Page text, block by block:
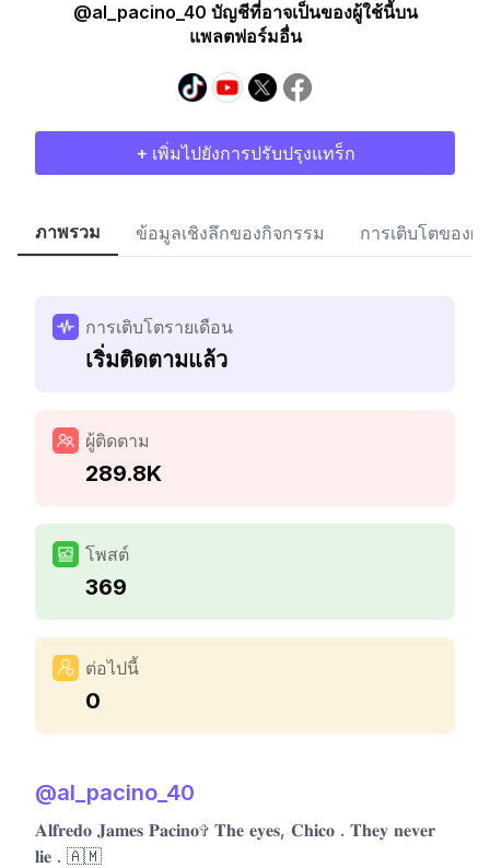
@al_pacino_40 บัญชีที่อาจเป็นของผู้ใช้นี้บน
แพลตฟอร์มอื่น
+ เพิ่มไปยังการปรับปรุงแทร็ก
ภาพรวม ข้อมูลเชิงลึกของกิจกรรม การเติบโตของผู้
การเติบโตรายเดือน
เริ่มติดตามแล้ว
ผู้ติดตาม
289.8K
โพสต์
369
ต่อไปนี้
0
@al_pacino_40
𝐀𝐥𝐟𝐫𝐞𝐝𝐨 𝐉𝐚𝐦𝐞𝐬 𝐏𝐚𝐜𝐢𝐧𝐨✞ 𝐓𝐡𝐞 𝐞𝐲𝐞𝐬, 𝐂𝐡𝐢𝐜𝐨 . 𝐓𝐡𝐞𝐲 𝐧𝐞𝐯𝐞𝐫
𝐥𝐢𝐞 . 🇦🇲